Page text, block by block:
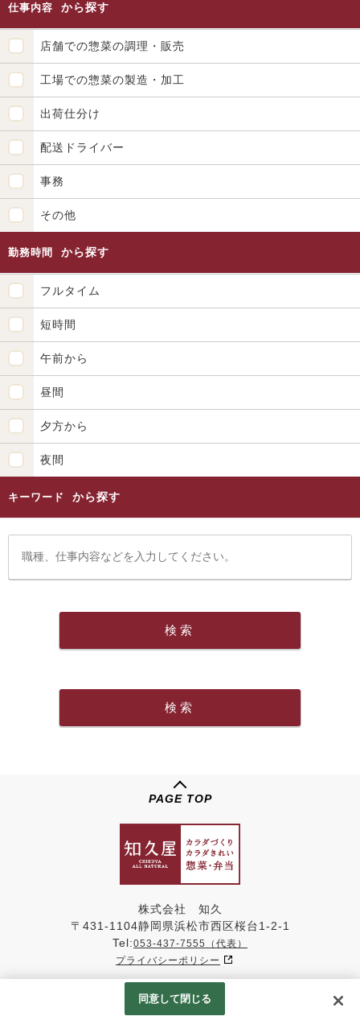
仕事内容 から探す
店舗での惣菜の調理・販売
工場での惣菜の製造・加工
出荷仕分け
配送ドライバー
事務
その他
勤務時間 から探す
フルタイム
短時間
午前から
昼間
夕方から
夜間
キーワード から探す
PAGE TOP
株式会社 知久
〒431-1104静岡県浜松市西区桜台1-2-1
Tel:053-437-7555（代表）
プライバシーポリシー
同意して閉じる